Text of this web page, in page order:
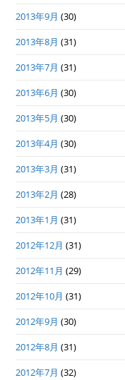
2013年9月 (30)
2013年8月 (31)
2013年7月 (31)
2013年6月 (30)
2013年5月 (30)
2013年4月 (30)
2013年3月 (31)
2013年2月 (28)
2013年1月 (31)
2012年12月 (31)
2012年11月 (29)
2012年10月 (31)
2012年9月 (30)
2012年8月 (31)
2012年7月 (32)